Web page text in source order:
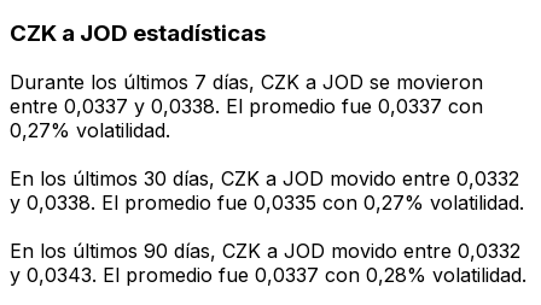
CZK a JOD estadísticas
Durante los últimos 7 días, CZK a JOD se movieron
entre 0,0337 y 0,0338. El promedio fue 0,0337 con
0,27% volatilidad.
En los últimos 30 días, CZK a JOD movido entre 0,0332
y 0,0338. El promedio fue 0,0335 con 0,27% volatilidad.
En los últimos 90 días, CZK a JOD movido entre 0,0332
y 0,0343. El promedio fue 0,0337 con 0,28% volatilidad.